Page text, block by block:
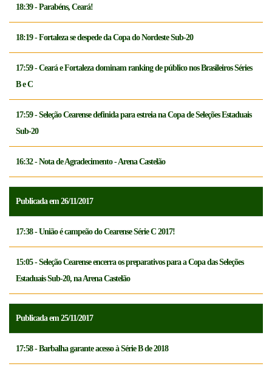
18:39 - Parabéns, Ceará!
18:19 - Fortaleza se despede da Copa do Nordeste Sub-20
17:59 - Ceará e Fortaleza dominam ranking de público nos Brasileiros Séries
B e C
17:59 - Seleção Cearense definida para estreia na Copa de Seleções Estaduais
Sub-20
16:32 - Nota de Agradecimento - Arena Castelão
Publicada em 26/11/2017
17:38 - União é campeão do Cearense Série C 2017!
15:05 - Seleção Cearense encerra os preparativos para a Copa das Seleções
Estaduais Sub-20, na Arena Castelão
Publicada em 25/11/2017
17:58 - Barbalha garante acesso à Série B de 2018